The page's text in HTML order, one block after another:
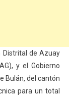
Distrital de Azuay
y el Gobierno
Bulán, del cantón
para un total